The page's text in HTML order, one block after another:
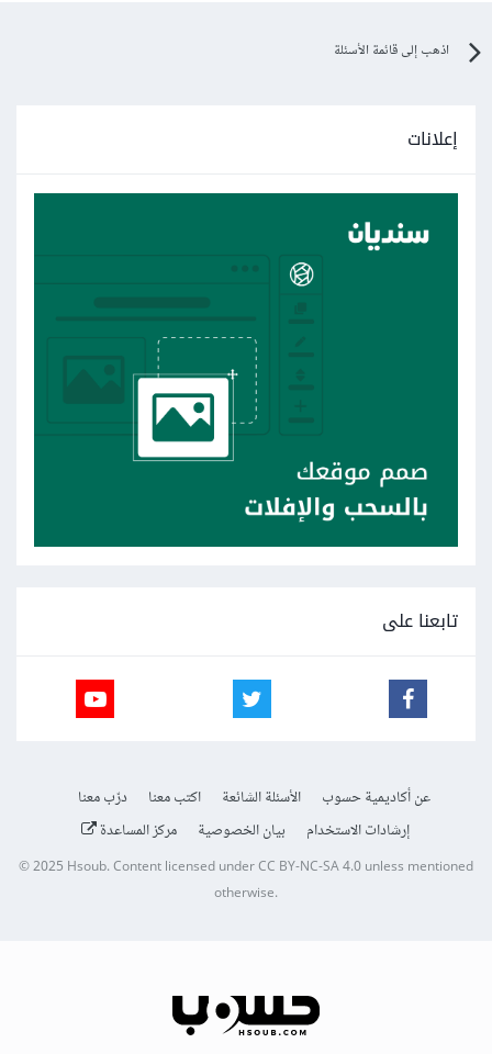
اذهب إلى قائمة الأسئلة
إعلانات
تابعنا على
عن أكاديمية حسوب الأسئلة الشائعة اكتب معنا
درّب معنا
إرشادات الاستخدام
بيان الخصوصية مركز المساعدة
© 2025Hsoub.Content licensed underCC BY-NC-SA 4.0unless mentioned
otherwise.